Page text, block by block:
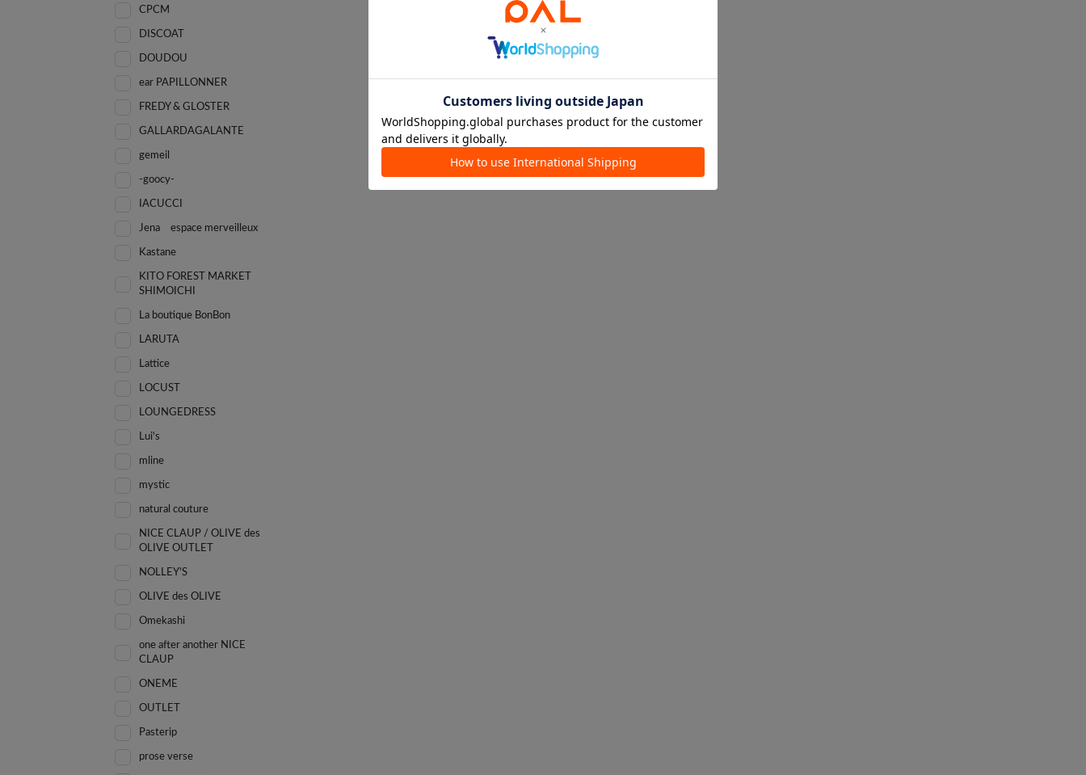
CPCM
DISCOAT
DOUDOU
ear PAPILLONNER
FREDY & GLOSTER
GALLARDAGALANTE
gemeil
-goocy-
IACUCCI
Jena espace merveilleux
Kastane
KITO FOREST MARKET
SHIMOICHI
La boutique BonBon
LARUTA
Lattice
LOCUST
LOUNGEDRESS
Lui's
mline
mystic
natural couture
NICE CLAUP / OLIVE des
OLIVE OUTLET
NOLLEY'S
OLIVE des OLIVE
Omekashi
one after another NICE
CLAUP
ONEME
OUTLET
Pasterip
prose verse